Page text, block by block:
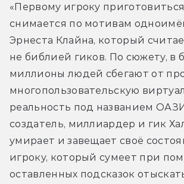
«Первому игроку
снимается по мотивам
Эрнеста Клайна, который
не библией гиков. По сюжету, в
миллионы людей сбегают от
многопользовательскую
реальность под названием
создатель, миллиардер и гик
умирает и завещает своё
игроку, который сумеет при
оставленных подсказок